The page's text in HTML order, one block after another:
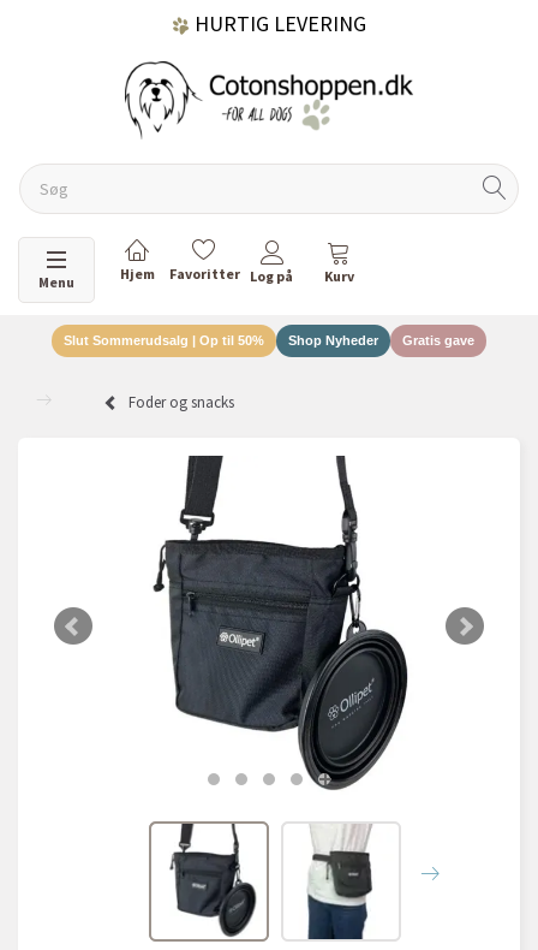
HURTIG LEVERING
60 DAGES RETURRET
Skifte navigation
Menu
Slut Sommerudsalg | Op til 50% Shop Nyheder Gratis gave
Foder og snacks